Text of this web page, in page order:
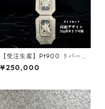
【受注生産】Pt900 リバーシ
ブルペンダント｜ロイヤルコ
ンビネーション｜30g喜平ま
¥250,000